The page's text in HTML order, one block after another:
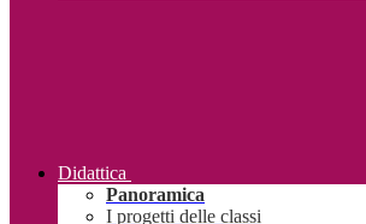
Didattica
Panoramica
I progetti delle classi